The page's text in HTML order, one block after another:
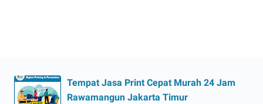
Tempat Jasa Print Cepat Murah 24 Jam
Rawamangun Jakarta Timur